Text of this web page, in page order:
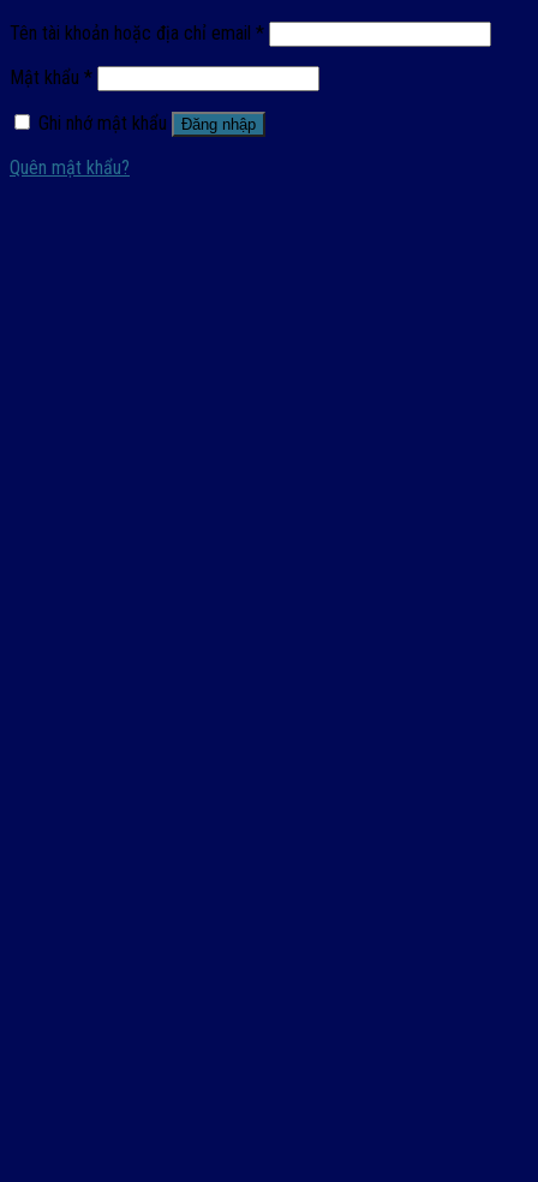
Tên tài khoản hoặc địa chỉ email *
Mật khẩu *
Ghi nhớ mật khẩu
Đăng nhập
Quên mật khẩu?